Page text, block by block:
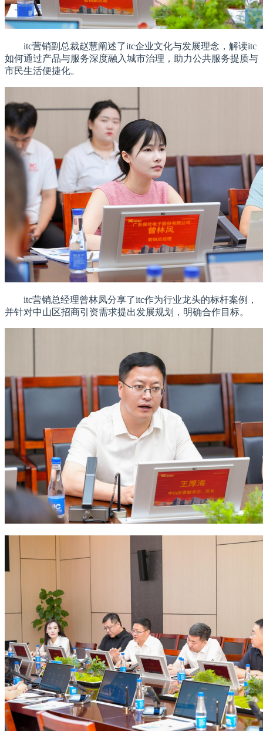
itc营销副总裁赵慧阐述了itc企业文化与发展理念，解读itc
如何通过产品与服务深度融入城市治理，助力公共服务提质与
市民生活便捷化。
itc营销总经理曾林凤分享了itc作为行业龙头的标杆案例，
并针对中山区招商引资需求提出发展规划，明确合作目标。